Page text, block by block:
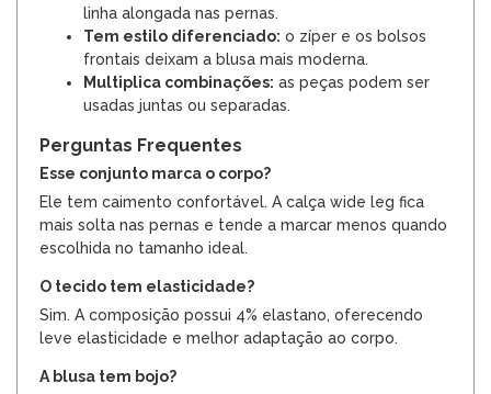
linha alongada nas pernas.
Tem estilo diferenciado: o zíper e os bolsos
frontais deixam a blusa mais moderna.
Multiplica combinações: as peças podem ser
usadas juntas ou separadas.
Perguntas Frequentes
Esse conjunto marca o corpo?
Ele tem caimento confortável. A calça wide leg fica
mais solta nas pernas e tende a marcar menos quando
escolhida no tamanho ideal.
O tecido tem elasticidade?
Sim. A composição possui 4% elastano, oferecendo
leve elasticidade e melhor adaptação ao corpo.
A blusa tem bojo?